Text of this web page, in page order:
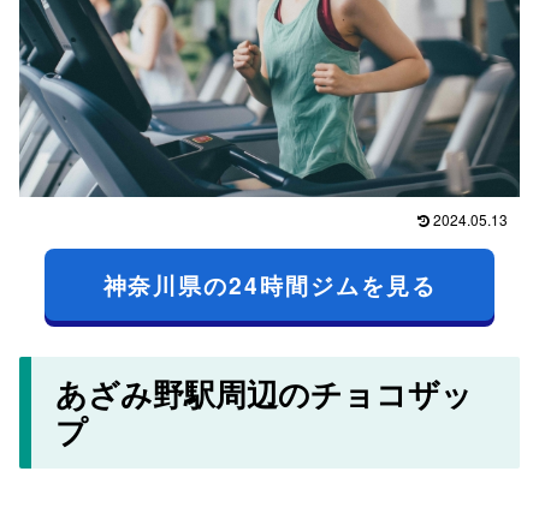
2024.05.13
神奈川県の24時間ジムを見る
あざみ野駅周辺のチョコザッ
プ